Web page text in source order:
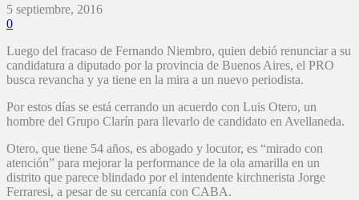
5 septiembre, 2016
0
Luego del fracaso de Fernando Niembro, quien debió renunciar a su
candidatura a diputado por la provincia de Buenos Aires, el PRO
busca revancha y ya tiene en la mira a un nuevo periodista.
Por estos días se está cerrando un acuerdo con Luis Otero, un
hombre del Grupo Clarín para llevarlo de candidato en Avellaneda.
Otero, que tiene 54 años, es abogado y locutor, es “mirado con
atención” para mejorar la performance de la ola amarilla en un
distrito que parece blindado por el intendente kirchnerista Jorge
Ferraresi, a pesar de su cercanía con CABA.